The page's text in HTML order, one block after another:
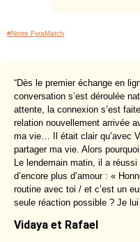
#Notre FyraMatch
“Dès le premier échange en
conversation s’est déroulée
attente, la connexion s’est
relation nouvellement arrivée
ma vie… Il était clair qu’avec
partager ma vie. Alors
Le lendemain matin, il a
d’encore plus d’amour : «
routine avec toi / et c’est un
seule réaction possible ? Je
Vidaya et Rafael